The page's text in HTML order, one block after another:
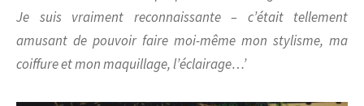
Je suis vraiment reconnaissante – c’était tellement
amusant de pouvoir faire moi-même mon stylisme, ma
coiffure et mon maquillage, l’éclairage…’